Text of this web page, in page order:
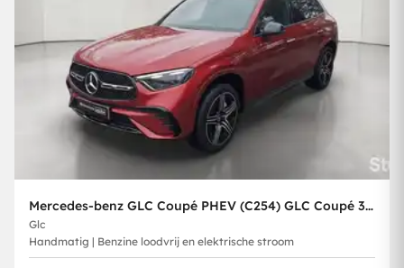
Mercedes-benz GLC Coupé PHEV (C254) GLC Coupé 300 e PHEV AMG Line (230 kW)
Glc
Handmatig | Benzine loodvrij en elektrische stroom